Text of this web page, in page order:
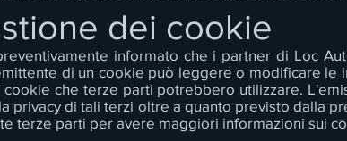
dei cookie
informato che i partner di Loc
di un cookie può leggere o modificare le
cookie che terze parti potrebbero utilizzare.
privacy di tali terzi oltre a quanto previsto dalla
terze parti per avere maggiori informazioni sui